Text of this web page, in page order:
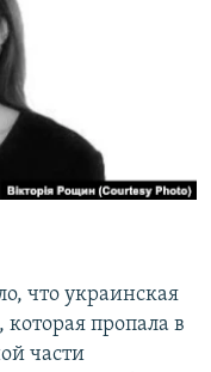
что украинская
пропала в
части